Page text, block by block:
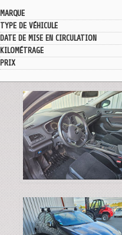
MARQUE
TYPE DE VÉHICULE
DATE DE MISE EN CIRCULATION
KILOMÉTRAGE
PRIX